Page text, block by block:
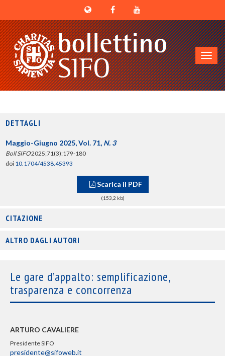
DETTAGLI
Maggio-Giugno 2025, Vol. 71, N. 3
Boll SIFO2025;71(3):179-180
doi 10.1704/4538.45393
Scarica il PDF
(153,2 kb)
CITAZIONE
ALTRO DAGLI AUTORI
Le gare d’appalto: semplificazione,
trasparenza e concorrenza
ARTURO CAVALIERE
Presidente SIFO
presidente@sifoweb.it